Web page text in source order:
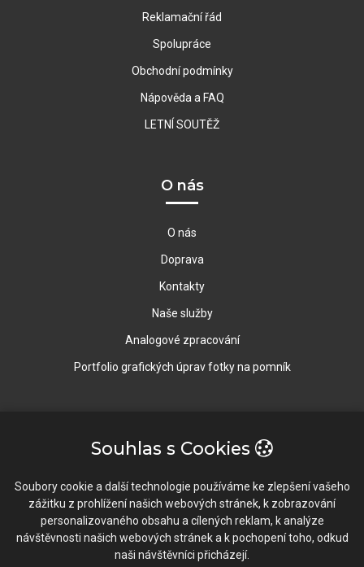
Reklamační řád
Spolupráce
Obchodní podmínky
Nápověda a FAQ
LETNÍ SOUTĚŽ
O nás
O nás
Doprava
Kontakty
Naše služby
Analogové zpracování
Portfolio grafických úprav fotky na pomník
603 196 634 / 577 922 102
info@fotopixel.cz
Souhlas s Cookies
Soubory cookie a další technologie používáme ke zlepšení vašeho
zážitku z prohlížení našich webových stránek, k zobrazování
personalizovaného obsahu a cílených reklam, k analýze
návštěvnosti našich webových stránek a k pochopení toho, odkud
naši návštěvníci přicházejí.